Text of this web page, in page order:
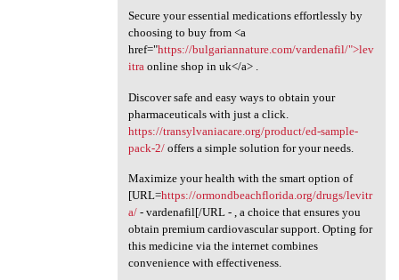
Secure your essential medications effortlessly by
choosing to buy from <a
href="https://bulgariannature.com/vardenafil/">lev
itraonline shop in uk</a> .
Discover safe and easy ways to obtain your
pharmaceuticals with just a click.
https://transylvaniacare.org/product/ed-sample-
pack-2/offers a simple solution for your needs.
Maximize your health with the smart option of
[URL=https://ormondbeachflorida.org/drugs/levitr
a/- vardenafil[/URL - , a choice that ensures you
obtain premium cardiovascular support. Opting for
this medicine via the internet combines
convenience with effectiveness.